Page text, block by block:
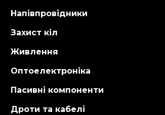
Напівпровідники
Захист кіл
Живлення
Оптоелектроніка
Пасивні компоненти
Дроти та кабелі